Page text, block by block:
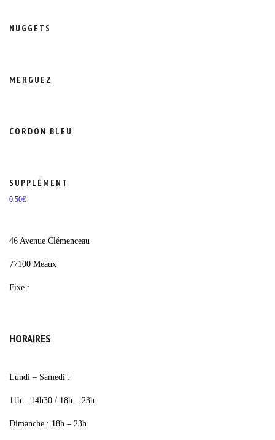
NUGGETS
MERGUEZ
CORDON BLEU
SUPPLÉMENT
0.50€
46 Avenue Clémenceau
77100 Meaux
Fixe :
HORAIRES
Lundi – Samedi :
11h – 14h30 / 18h – 23h
Dimanche : 18h – 23h